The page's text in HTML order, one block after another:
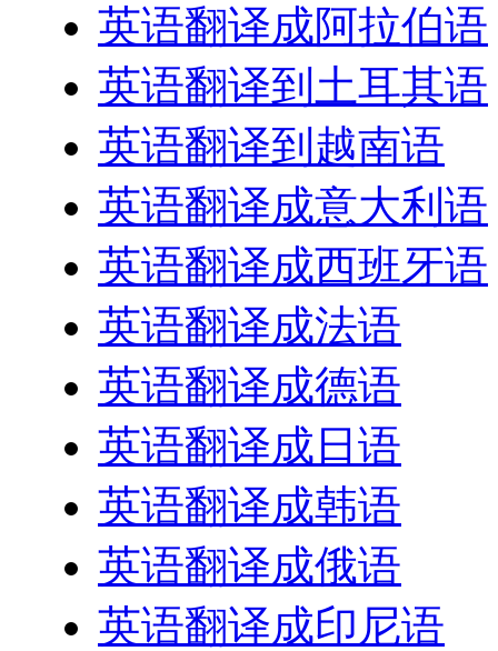
英语翻译成阿拉伯语
英语翻译到土耳其语
英语翻译到越南语
英语翻译成意大利语
英语翻译成西班牙语
英语翻译成法语
英语翻译成德语
英语翻译成日语
英语翻译成韩语
英语翻译成俄语
英语翻译成印尼语